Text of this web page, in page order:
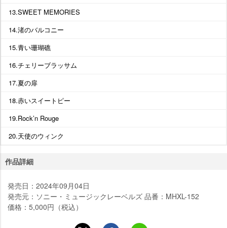
13.SWEET MEMORIES
14.渚のバルコニー
15.青い珊瑚礁
16.チェリーブラッサム
17.夏の扉
18.赤いスイートピー
19.Rock’n Rouge
20.天使のウィンク
作品詳細
発売日：2024年09月04日
発売元：ソニー・ミュージックレーベルズ 品番：MHXL-152
価格：5,000円（税込）